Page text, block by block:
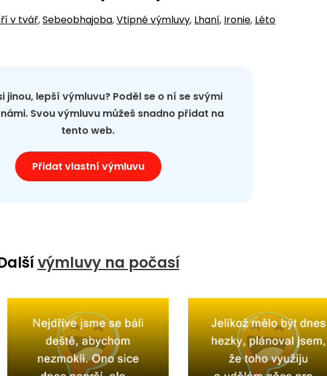
v tvář,Sebeobhajoba,Vtipné výmluvy, Lhaní, Ironie, Léto
jinou, lepší výmluvu? Poděl se o ní se svými
Svou výmluvu můžeš snadno přidat na
tento web.
Přidat vlastní výmluvu
výmluvy na počasí